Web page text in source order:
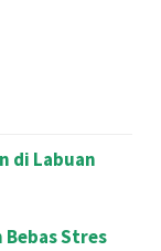
di Labuan
Bebas Stres